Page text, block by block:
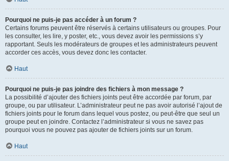
Pourquoi ne puis-je pas accéder à un forum ?
Certains forums peuvent être réservés à certains utilisateurs ou groupes. Pour
les consulter, les lire, y poster, etc., vous devez avoir les permissions s’y
rapportant. Seuls les modérateurs de groupes et les administrateurs peuvent
accorder ces accès, vous devez donc les contacter.
Haut
Pourquoi ne puis-je pas joindre des fichiers à mon message ?
La possibilité d’ajouter des fichiers joints peut être accordée par forum, par
groupe, ou par utilisateur. L’administrateur peut ne pas avoir autorisé l’ajout de
fichiers joints pour le forum dans lequel vous postez, ou peut-être que seul un
groupe peut en joindre. Contactez l’administrateur si vous ne savez pas
pourquoi vous ne pouvez pas ajouter de fichiers joints sur un forum.
Haut